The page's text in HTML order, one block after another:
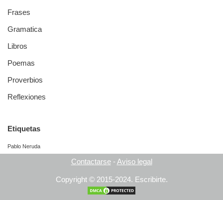
Frases
Gramatica
Libros
Poemas
Proverbios
Reflexiones
Etiquetas
Pablo Neruda
Contactarse- Aviso legal
Copyright © 2015-2024. Escribirte.